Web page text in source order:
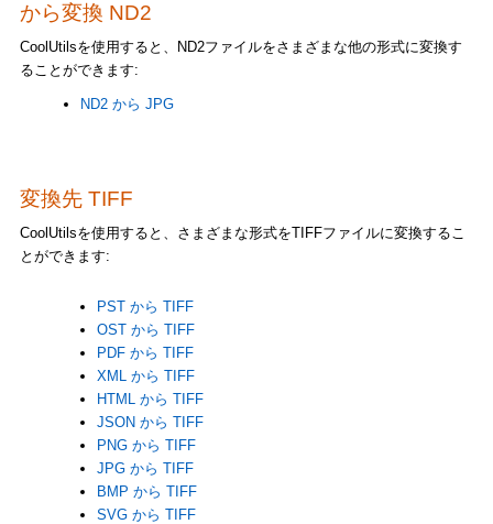
から変換 ND2
CoolUtilsを使用すると、ND2ファイルをさまざまな他の形式に変換す
ることができます:
ND2 から JPG
変換先 TIFF
CoolUtilsを使用すると、さまざまな形式をTIFFファイルに変換するこ
とができます:
PST から TIFF
OST から TIFF
PDF から TIFF
XML から TIFF
HTML から TIFF
JSON から TIFF
PNG から TIFF
JPG から TIFF
BMP から TIFF
SVG から TIFF